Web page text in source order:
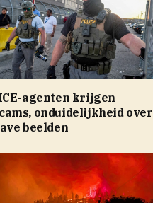
agenten krijgen
onduidelijkheid over
beelden